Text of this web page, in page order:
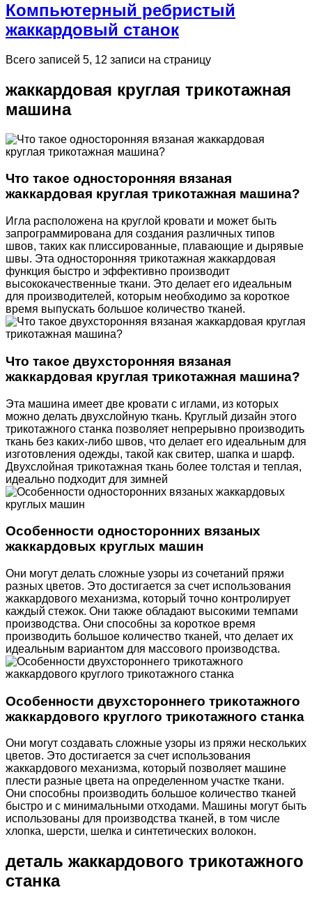
Компьютерный ребристый
жаккардовый станок
Всего записей 5, 12 записи на страницу
жаккардовая круглая трикотажная
машина
Что такое односторонняя вязаная
жаккардовая круглая трикотажная машина?
Игла расположена на круглой кровати и может быть
запрограммирована для создания различных типов
швов, таких как плиссированные, плавающие и дырявые
швы. Эта односторонняя трикотажная жаккардовая
функция быстро и эффективно производит
высококачественные ткани. Это делает его идеальным
для производителей, которым необходимо за короткое
время выпускать большое количество тканей.
Что такое двухсторонняя вязаная
жаккардовая круглая трикотажная машина?
Эта машина имеет две кровати с иглами, из которых
можно делать двухслойную ткань. Круглый дизайн этого
трикотажного станка позволяет непрерывно производить
ткань без каких-либо швов, что делает его идеальным для
изготовления одежды, такой как свитер, шапка и шарф.
Двухслойная трикотажная ткань более толстая и теплая,
идеально подходит для зимней
Особенности односторонних вязаных
жаккардовых круглых машин
Они могут делать сложные узоры из сочетаний пряжи
разных цветов. Это достигается за счет использования
жаккардового механизма, который точно контролирует
каждый стежок. Они также обладают высокими темпами
производства. Они способны за короткое время
производить большое количество тканей, что делает их
идеальным вариантом для массового производства.
Особенности двухстороннего трикотажного
жаккардового круглого трикотажного станка
Они могут создавать сложные узоры из пряжи нескольких
цветов. Это достигается за счет использования
жаккардового механизма, который позволяет машине
плести разные цвета на определенном участке ткани.
Они способны производить большое количество тканей
быстро и с минимальными отходами. Машины могут быть
использованы для производства тканей, в том числе
хлопка, шерсти, шелка и синтетических волокон.
деталь жаккардового трикотажного
станка